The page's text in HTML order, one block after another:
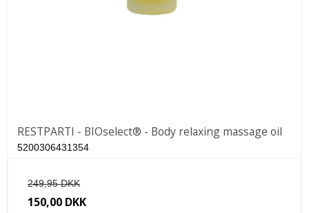
RESTPARTI - BIOselect® - Body relaxing massage oil
5200306431354
249,95 DKK
150,00 DKK